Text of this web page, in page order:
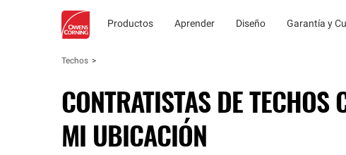
Productos Aprender Diseño Garantía y
Techos
CONTRATISTAS DE TECHOS
MI UBICACIÓN